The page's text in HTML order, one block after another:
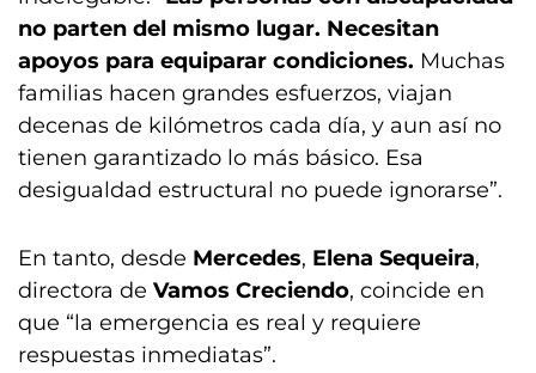
no parten del mismo lugar. Necesitan
apoyos para equiparar condiciones. Muchas
familias hacen grandes esfuerzos, viajan
decenas de kilómetros cada día, y aun así no
tienen garantizado lo más básico. Esa
desigualdad estructural no puede ignorarse”.
En tanto, desde Mercedes, Elena Sequeira,
directora de Vamos Creciendo, coincide en
que “la emergencia es real y requiere
respuestas inmediatas”.